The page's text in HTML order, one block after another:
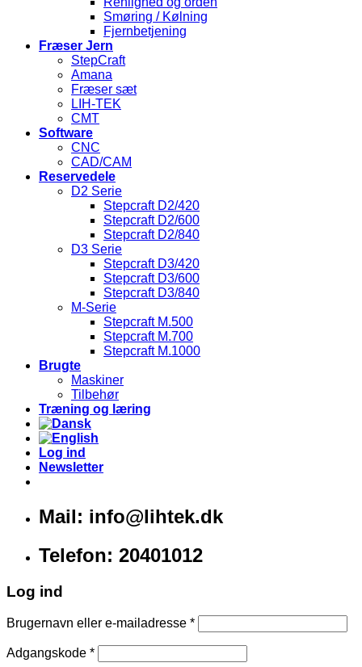
Smøring / Kølning
Fjernbetjening
Fræser Jern
StepCraft
Amana
Fræser sæt
LIH-TEK
CMT
Software
CNC
CAD/CAM
Reservedele
D2 Serie
Stepcraft D2/420
Stepcraft D2/600
Stepcraft D2/840
D3 Serie
Stepcraft D3/420
Stepcraft D3/600
Stepcraft D3/840
M-Serie
Stepcraft M.500
Stepcraft M.700
Stepcraft M.1000
Brugte
Maskiner
Tilbehør
Træning og læring
Log ind
Newsletter
Mail: info@lihtek.dk
Telefon: 20401012
Log ind
Brugernavn eller e-mailadresse *
Adgangskode *